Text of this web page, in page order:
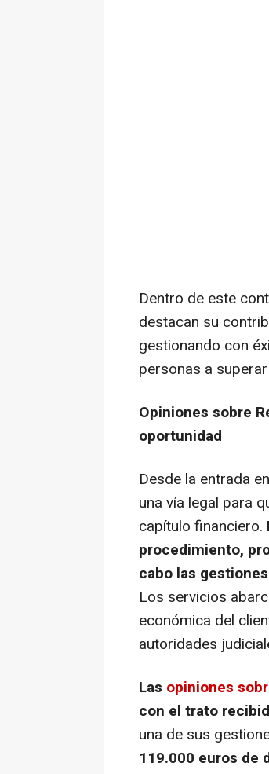
Dentro de este
destacan su
gestionando con
personas a
Opiniones sobre
oportunidad
Desde la entrada
una vía legal para
capítulo financiero.
procedimiento,
cabo las
Los servicios
económica del
autoridades
Las opiniones
con el trato
una de sus
119.000 euros de